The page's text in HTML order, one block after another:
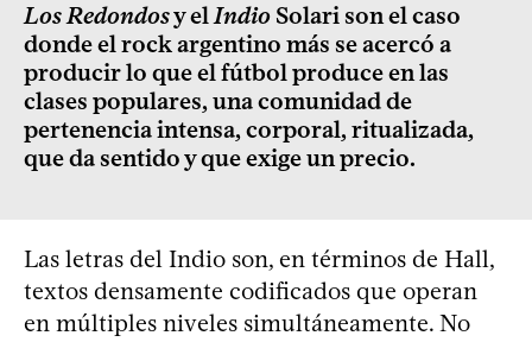
Los Redondosy elIndio Solari son el caso
donde el rock argentino más se acercó a
producir lo que el fútbol produce en las
clases populares, una comunidad de
pertenencia intensa, corporal, ritualizada,
que da sentido y que exige un precio.
Las letras del Indio son, en términos de Hall,
textos densamente codificados que operan
en múltiples niveles simultáneamente. No